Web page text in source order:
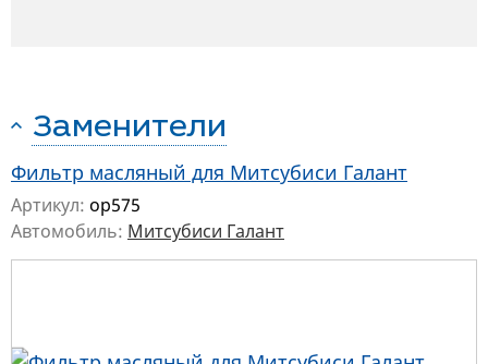
Заменители
Фильтр масляный для Митсубиси Галант
Артикул: op575
Автомобиль: Митсубиси Галант